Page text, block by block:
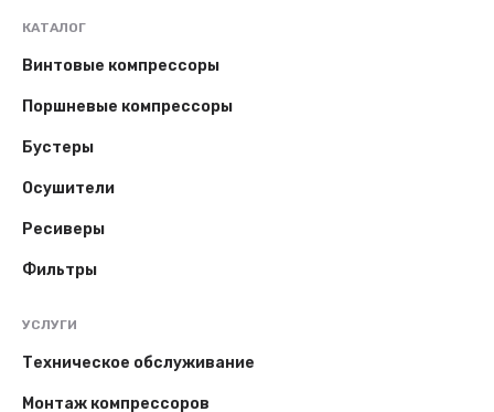
КАТАЛОГ
Винтовые компрессоры
Поршневые компрессоры
Бустеры
Осушители
Ресиверы
Фильтры
УСЛУГИ
Техническое обслуживание
Монтаж компрессоров